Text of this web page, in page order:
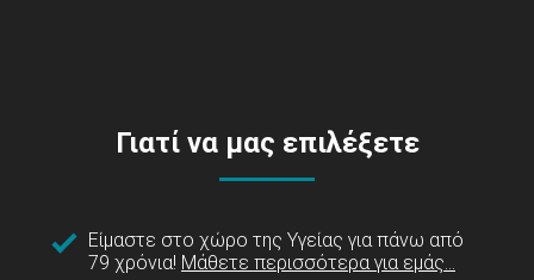
Γιατί να μας επιλέξετε
Είμαστε στο χώρο της Υγείας για πάνω από
79 χρόνια! Μάθετε περισσότερα για εμάς...